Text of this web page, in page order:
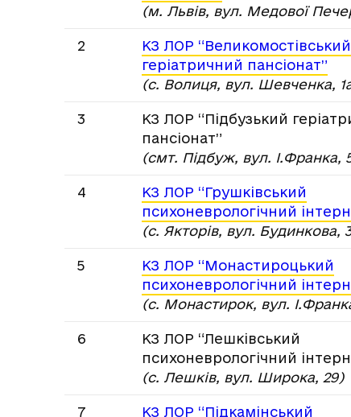
(м. Львів, вул. Медової
2
КЗ ЛОР “Великомостівський
геріатричний пансіонат”
(c. Волиця, вул. Шевченка,
3
КЗ ЛОР “Підбузький
пансіонат”
(смт. Підбуж, вул. І.Франка,
4
КЗ ЛОР “Грушківський
психоневрологічний
(с. Якторів, вул. Будинкова,
5
КЗ ЛОР “Монастироцький
психоневрологічний
(с. Монастирок, вул.
6
КЗ ЛОР “Лешківський
психоневрологічний
(с. Лешків, вул. Широка, 29)
7
КЗ ЛОР “Підкамінський